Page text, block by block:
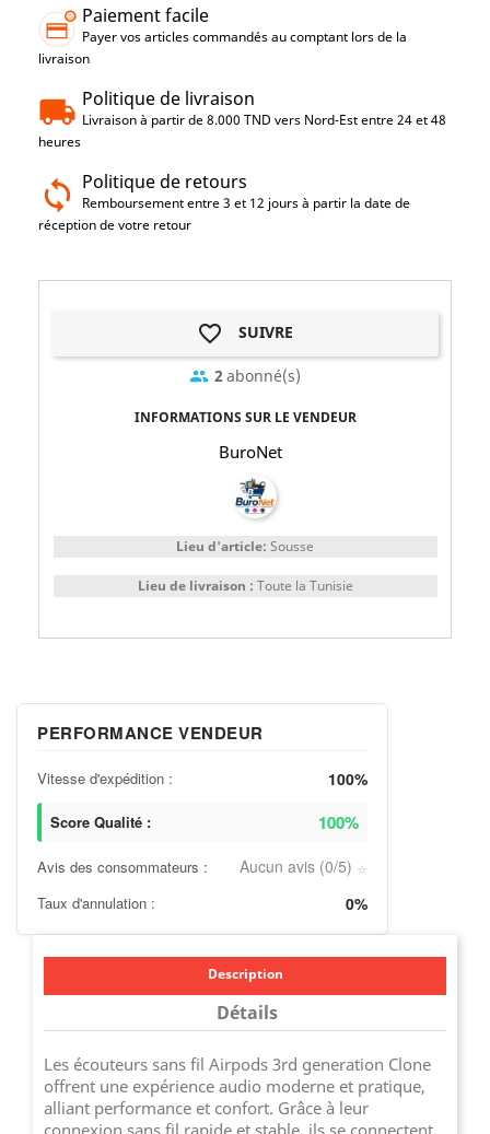
Paiement facile
Payer vos articles commandés au comptant lors de la
livraison
Politique de livraison
Livraison à partir de 8.000 TND vers Nord-Est entre 24 et 48
heures
Politique de retours
Remboursement entre 3 et 12 jours à partir la date de
réception de votre retour
favorite_border SUIVRE
group 2abonné(s)
INFORMATIONS SUR LE VENDEUR
BuroNet
Lieu d'article: Sousse
Lieu de livraison : Toute la Tunisie
PERFORMANCE VENDEUR
Vitesse d'expédition : 100%
Score Qualité : 100%
Avis des consommateurs : Aucun avis (0/5) ⭐
Taux d'annulation : 0%
Description
Détails
Les écouteurs sans fil Airpods 3rd generation Clone
offrent une expérience audio moderne et pratique,
alliant performance et confort. Grâce à leur